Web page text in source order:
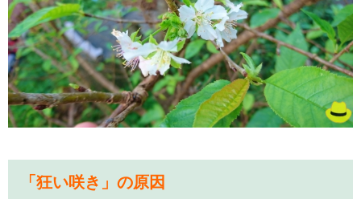
「狂い咲き」の原因